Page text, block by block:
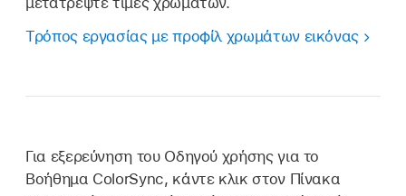
Τρόπος εργασίας με προφίλ χρωμάτων εικόνας
Για εξερεύνηση του Οδηγού χρήσης για το
Βοήθημα ColorSync, κάντε κλικ στον Πίνακα